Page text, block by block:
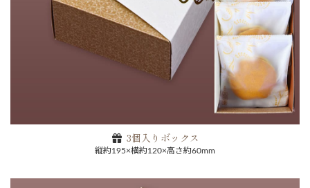
3個入りボックス
縦約195×横約120×高さ約60mm